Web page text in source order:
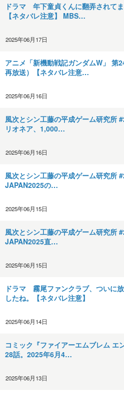
ドラマ 年下童貞くんに翻弄されて
【ネタバレ注意】 MBS…
2025年06月17日
アニメ「新機動戦記ガンダムW」 第
再放送）【ネタバレ注意…
2025年06月16日
風次とシン工藤の平成ゲーム研究所
リオネア、1,000…
2025年06月16日
風次とシン工藤の平成ゲーム研究所
JAPAN2025の…
2025年06月15日
風次とシン工藤の平成ゲーム研究所
JAPAN2025直…
2025年06月15日
ドラマ 霧尾ファンクラブ、ついに
したね。【ネタバレ注意】
2025年06月14日
コミック『ファイアーエムブレム エ
28話。2025年6月4…
2025年06月13日